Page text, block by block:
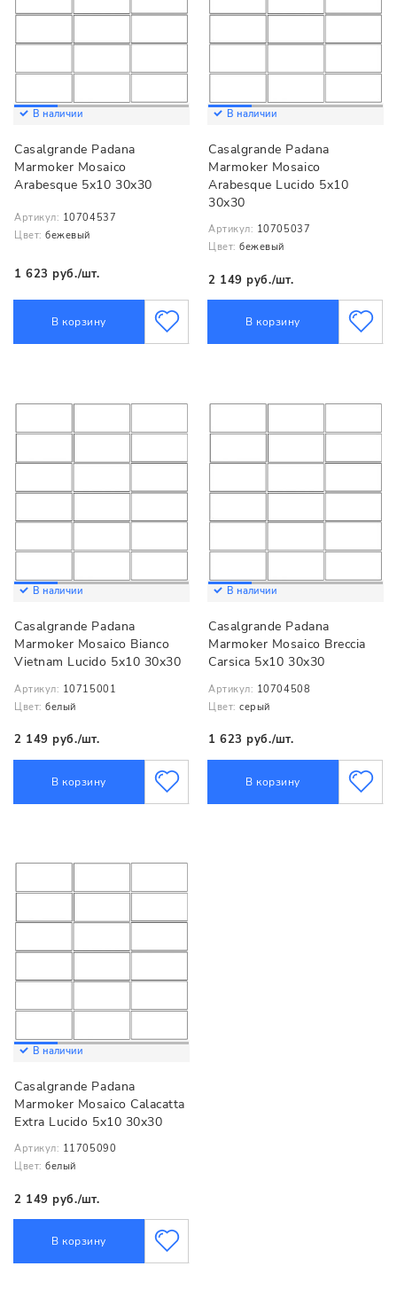
В наличии
Casalgrande Padana
Marmoker Mosaico
Arabesque 5x10 30x30
Артикул: 10704537
Цвет: бежевый
1 623 руб./шт.
В корзину
В наличии
Casalgrande Padana
Marmoker Mosaico
Arabesque Lucido 5x10
30x30
Артикул: 10705037
Цвет: бежевый
2 149 руб./шт.
В корзину
В наличии
Casalgrande Padana
Marmoker Mosaico Bianco
Vietnam Lucido 5x10 30x30
Артикул: 10715001
Цвет: белый
2 149 руб./шт.
В корзину
В наличии
Casalgrande Padana
Marmoker Mosaico Breccia
Carsica 5x10 30x30
Артикул: 10704508
Цвет: серый
1 623 руб./шт.
В корзину
В наличии
Casalgrande Padana
Marmoker Mosaico Calacatta
Extra Lucido 5x10 30x30
Артикул: 11705090
Цвет: белый
2 149 руб./шт.
В корзину